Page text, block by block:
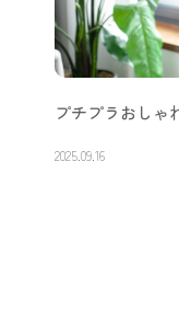
プチプラおしゃ
2025.09.16